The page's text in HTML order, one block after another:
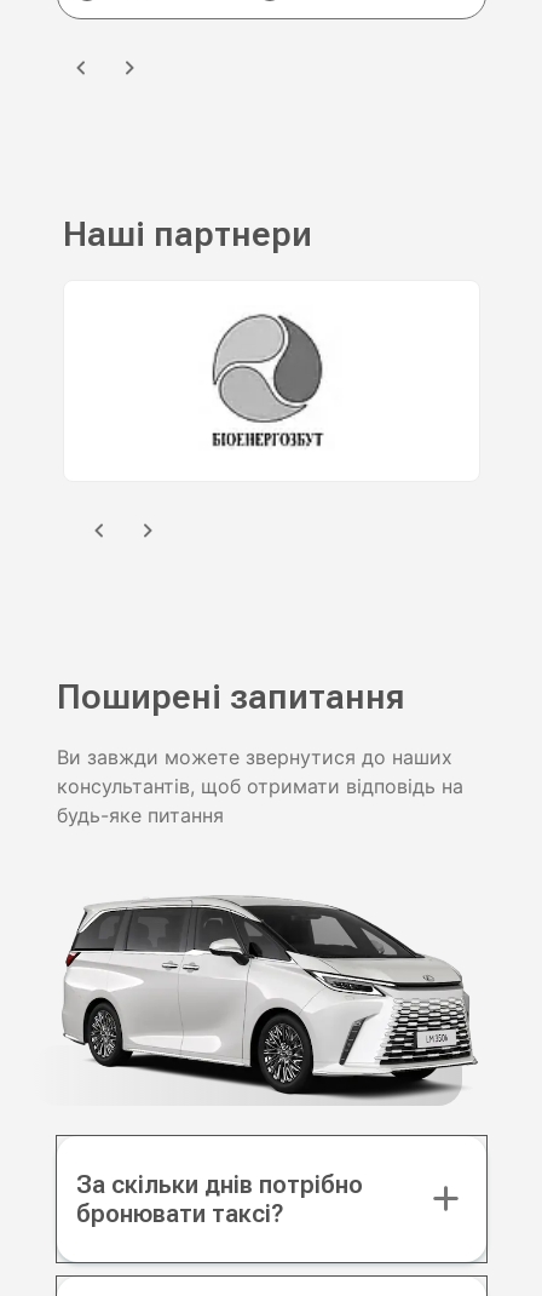
Наші партнери
Поширені запитання
Ви завжди можете звернутися до наших
консультантів, щоб отримати відповідь на
будь-яке питання
За скільки днів потрібно
бронювати таксі?